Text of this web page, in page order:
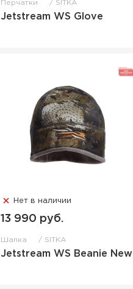
Перчатки SITKA
Jetstream WS Glove
Нет в наличии
13 990 руб.
Шапка SITKA
Jetstream WS Beanie New